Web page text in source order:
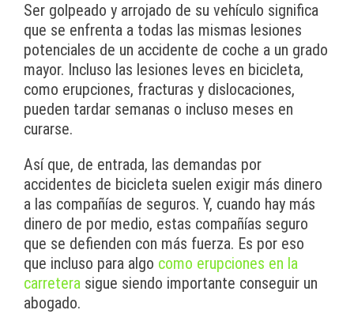
Ser golpeado y arrojado de su vehículo significa
que se enfrenta a todas las mismas lesiones
potenciales de un accidente de coche a un grado
mayor. Incluso las lesiones leves en bicicleta,
como erupciones, fracturas y dislocaciones,
pueden tardar semanas o incluso meses en
curarse.
Así que, de entrada, las demandas por
accidentes de bicicleta suelen exigir más dinero
a las compañías de seguros. Y, cuando hay más
dinero de por medio, estas compañías seguro
que se defienden con más fuerza. Es por eso
que incluso para algo como erupciones en la
carretera sigue siendo importante conseguir un
abogado.